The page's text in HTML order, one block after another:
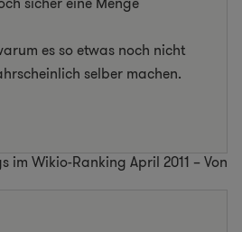
es so etwas noch nicht
selber machen.
im Wikio-Ranking April 2011 – Von